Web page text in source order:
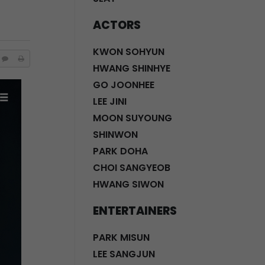
ACTORS
KWON SOHYUN
HWANG SHINHYE
GO JOONHEE
LEE JINI
MOON SUYOUNG
SHINWON
PARK DOHA
CHOI SANGYEOB
HWANG SIWON
ENTERTAINERS
PARK MISUN
LEE SANGJUN